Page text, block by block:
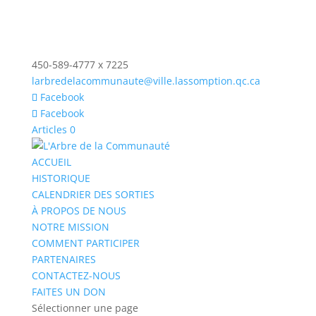
450-589-4777 x 7225
larbredelacommunaute@ville.lassomption.qc.ca
Facebook
Facebook
Articles 0
ACCUEIL
HISTORIQUE
CALENDRIER DES SORTIES
À PROPOS DE NOUS
NOTRE MISSION
COMMENT PARTICIPER
PARTENAIRES
CONTACTEZ-NOUS
FAITES UN DON
Sélectionner une page